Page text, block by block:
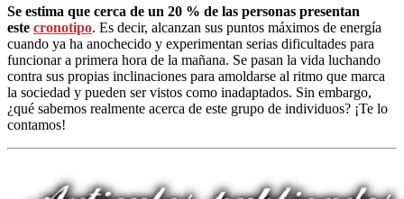
Se estima que cerca de un 20 % de las personas presentan
este cronotipo. Es decir, alcanzan sus puntos máximos de energía
cuando ya ha anochecido y experimentan serias dificultades para
funcionar a primera hora de la mañana. Se pasan la vida luchando
contra sus propias inclinaciones para amoldarse al ritmo que marca
la sociedad y pueden ser vistos como inadaptados. Sin embargo,
¿qué sabemos realmente acerca de este grupo de individuos? ¡Te lo
contamos!